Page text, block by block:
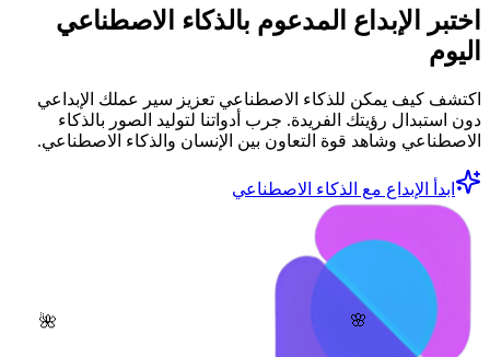
🌺 🌸
اختبر الإبداع المدعوم بالذكاء الاصطناعي
اليوم
اكتشف كيف يمكن للذكاء الاصطناعي تعزيز سير عملك الإبداعي
دون استبدال رؤيتك الفريدة. جرب أدواتنا لتوليد الصور بالذكاء
الاصطناعي وشاهد قوة التعاون بين الإنسان والذكاء الاصطناعي.
ابدأ الإبداع مع الذكاء الاصطناعي